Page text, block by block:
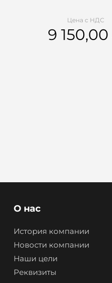
Цена с НДС
9 150,00
О нас
История компании
Новости компании
Наши цели
Реквизиты